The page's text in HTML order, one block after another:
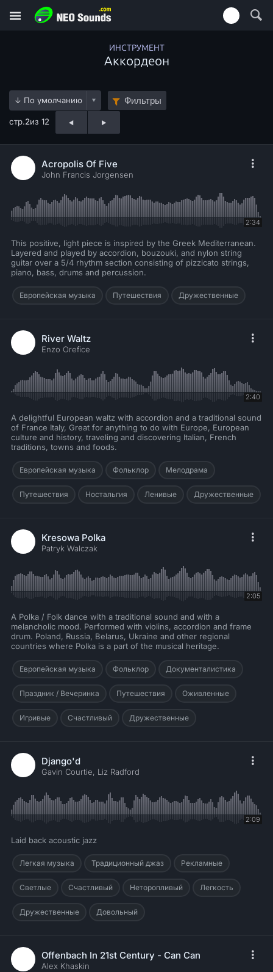
ИНСТРУМЕНТ
Аккордеон
Фильтры
стр.2из 12
Acropolis Of Five
John Francis Jorgensen
2:34
This positive, light piece is inspired by the Greek Mediterranean.
Layered and played by accordion, bouzouki, and nylon string
guitar over a 5/4 rhythm section consisting of pizzicato strings,
piano, bass, drums and percussion.
Европейская музыка Путешествия Дружественные
River Waltz
Enzo Orefice
2:40
A delightful European waltz with accordion and a traditional sound
of France Italy, Great for anything to do with Europe, European
culture and history, traveling and discovering Italian, French
traditions, towns and foods.
Европейская музыка Фольклор Мелодрама
Путешествия Ностальгия Ленивые Дружественные
Kresowa Polka
Patryk Walczak
2:05
A Polka / Folk dance with a traditional sound and with a
melancholic mood. Performed with violins, accordion and frame
drum. Poland, Russia, Belarus, Ukraine and other regional
countries where Polka is a part of the musical heritage.
Европейская музыка Фольклор Документалистика
Праздник / Вечеринка Путешествия Оживленные
Игривые Счастливый Дружественные
Django'd
Gavin Courtie, Liz Radford
2:09
Laid back acoustic jazz
Легкая музыка Традиционный джаз Рекламные
Светлые Счастливый Неторопливый Легкость
Дружественные Довольный
Offenbach In 21st Century - Can Can
Alex Khaskin